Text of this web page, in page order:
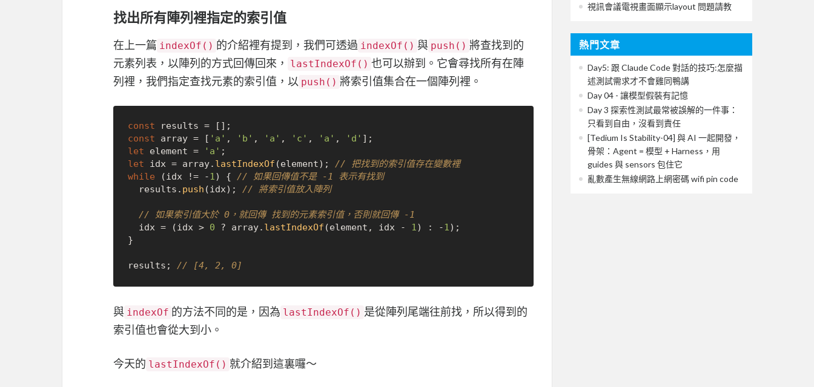
找出所有陣列裡指定的索引值
在上一篇 indexOf() 的介紹裡有提到，我們可透過 indexOf() 與 push() 將查找到的
元素列表，以陣列的方式回傳回來，
lastIndexOf() 也可以辦到。它會尋找所有在陣
列裡，我們指定查找元素的索引值，以 push() 將索引值集合在一個陣列裡。
const
const array = [ 'a' , 'b' , 'a' , 'c' , 'a' , 'd'
let element = 'a'
let idx = array. lastIndexOf (element); // 把找到的索引值存在變數裡
while (idx != -1) { // 如果回傳值不是 -1 表示有找到
  results.
push (idx); // 將索引值放入陣列
// 如果索引值大於 0，就回傳 找到的元素索引值，否則就回傳 -1
  idx = (idx >
0 ? array. lastIndexOf (element, idx - 1) : -1);
}
results; // [4, 2, 0]
與 indexOf 的方法不同的是，因為 lastIndexOf() 是從陣列尾端往前找，所以得到的
索引值也會從大到小。
今天的 lastIndexOf() 就介紹到這裏囉～
視訊會議電視畫面顯示layout 問題請教
熱門文章
Day5: 跟 Claude Code 對話的技巧:怎麼描
述測試需求才不會雞同鴨講
Day 04 - 讓模型假裝有記憶
Day 3 探索性測試最常被誤解的一件事：
只看到自由，沒看到責任
[Tedium Is Stability-04] 與 AI 一起開發，
骨架：Agent = 模型 + Harness，用
guides 與 sensors 包住它
亂數產生無線網路上網密碼 wifi pin code